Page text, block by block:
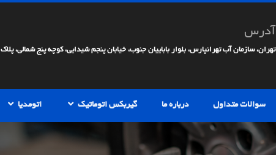
آدرس
تهران، سازمان آب تهرانپارس، بلوار باباییان جنوب، خیابان پنجم شیدایی، کوچه پنج شمالی، پلاک 10
سوالات متداول درباره ما گیربکس اتوماتیک اتومدیا